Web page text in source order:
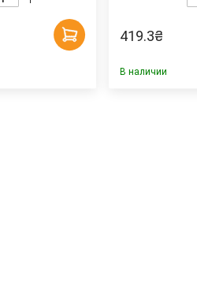
419.3₴
В наличии